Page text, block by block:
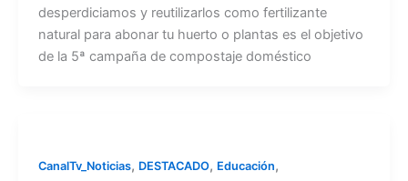
desperdiciamos y reutilizarlos como fertilizante
natural para abonar tu huerto o plantas es el objetivo
de la 5ª campaña de compostaje doméstico
CanalTv_Noticias, DESTACADO, Educación,